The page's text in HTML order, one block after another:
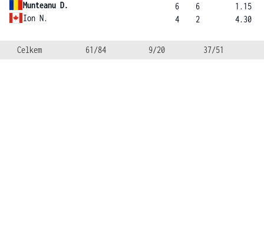
Munteanu D.
Ion N.
6
4
6
2
1.15
4.30
Celkem 61/84 9/20 37/51